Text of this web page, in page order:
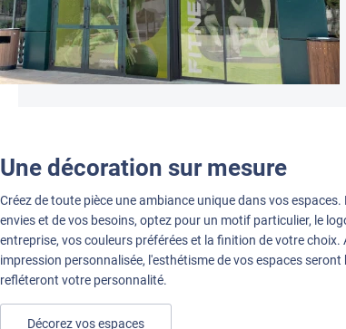
Une décoration sur mesure
Créez de toute pièce une ambiance unique dans vos
envies et de vos besoins, optez pour un motif particulier, le
entreprise, vos couleurs préférées et la finition de votre choix.
impression personnalisée, l'esthétisme de vos espaces seront
refléteront votre personnalité.
Décorez vos espaces